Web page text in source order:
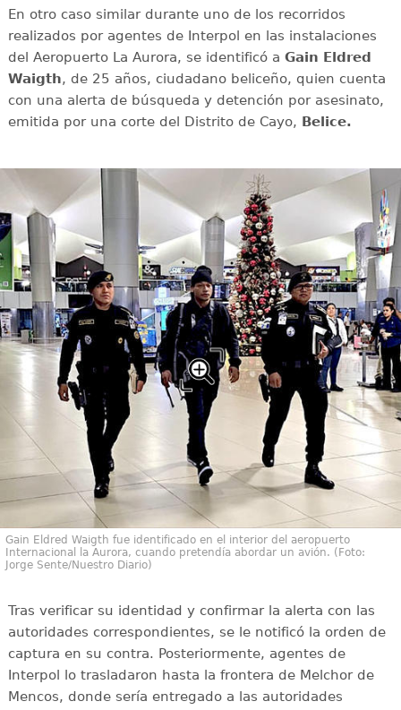
En otro caso similar durante uno de los recorridos
realizados por agentes de Interpol en las instalaciones
del Aeropuerto La Aurora, se identificó a Gain Eldred
Waigth, de 25 años, ciudadano beliceño, quien cuenta
con una alerta de búsqueda y detención por asesinato,
emitida por una corte del Distrito de Cayo, Belice.
Gain Eldred Waigth fue identificado en el interior del aeropuerto
Internacional la Aurora, cuando pretendía abordar un avión. (Foto:
Jorge Sente/Nuestro Diario)
Tras verificar su identidad y confirmar la alerta con las
autoridades correspondientes, se le notificó la orden de
captura en su contra. Posteriormente, agentes de
Interpol lo trasladaron hasta la frontera de Melchor de
Mencos, donde sería entregado a las autoridades